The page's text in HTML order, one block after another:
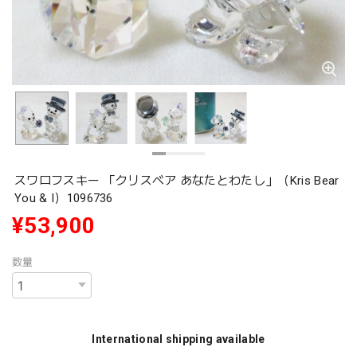
スワロフスキー 「クリスベア あなたとわたし」（Kris Bear
You & I）1096736
¥53,900
数量
International shipping available